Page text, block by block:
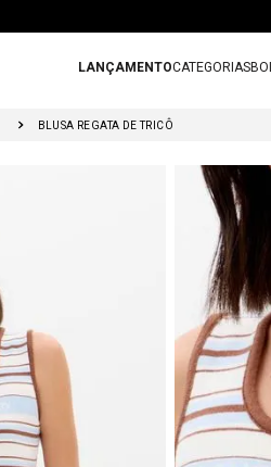
LANÇAMENTOCATEGORIAS
BLUSA REGATA DE TRICÔ